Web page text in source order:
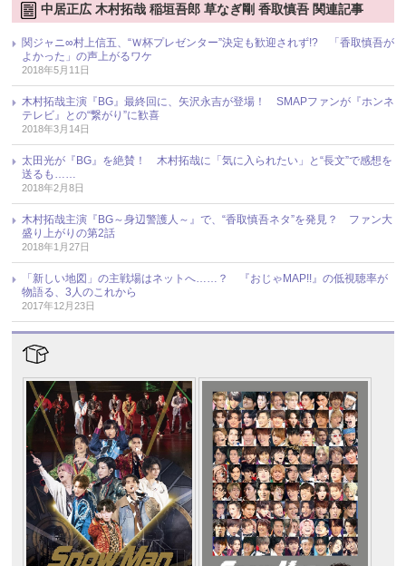
中居正広 木村拓哉 稲垣吾郎 草なぎ剛 香取慎吾 関連記事
関ジャニ∞村上信五、“Ｗ杯プレゼンター”決定も歓迎されず!? 「香取慎吾が
よかった」の声上がるワケ
2018年5月11日
木村拓哉主演『BG』最終回に、矢沢永吉が登場！ SMAPファンが『ホンネ
テレビ』との“繋がり”に歓喜
2018年3月14日
太田光が『BG』を絶賛！ 木村拓哉に「気に入られたい」と“長文”で感想を
送るも……
2018年2月8日
木村拓哉主演『BG～身辺警護人～』で、“香取慎吾ネタ”を発見？ ファン大
盛り上がりの第2話
2018年1月27日
「新しい地図」の主戦場はネットへ……？ 『おじゃMAP!!』の低視聴率が
物語る、3人のこれから
2017年12月23日